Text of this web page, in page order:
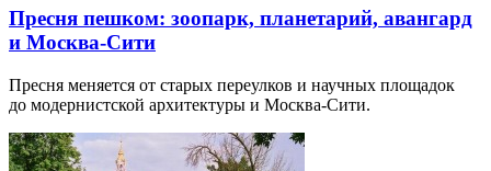
Пресня пешком: зоопарк, планетарий, авангард
и Москва-Сити
Пресня меняется от старых переулков и научных площадок
до модернистской архитектуры и Москва-Сити.